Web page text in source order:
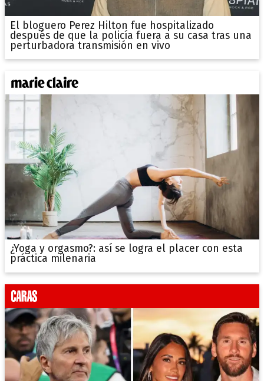
El bloguero Perez Hilton fue hospitalizado
después de que la policía fuera a su casa tras una
perturbadora transmisión en vivo
¿Yoga y orgasmo?: así se logra el placer con esta
práctica milenaria